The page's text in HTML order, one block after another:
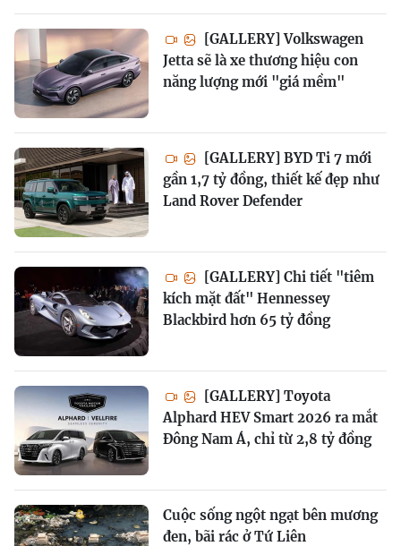
[GALLERY] Volkswagen
Jetta sẽ là xe thương hiệu con
năng lượng mới "giá mềm"
[GALLERY] BYD Ti 7 mới
gần 1,7 tỷ đồng, thiết kế đẹp như
Land Rover Defender
[GALLERY] Chi tiết "tiêm
kích mặt đất" Hennessey
Blackbird hơn 65 tỷ đồng
[GALLERY] Toyota
Alphard HEV Smart 2026 ra mắt
Đông Nam Á, chỉ từ 2,8 tỷ đồng
Cuộc sống ngột ngạt bên mương
đen, bãi rác ở Tứ Liên